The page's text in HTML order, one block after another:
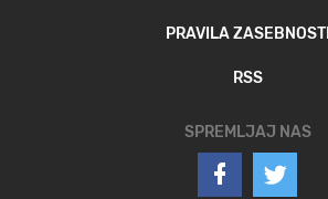
PRAVILA ZASEBNOSTI
RSS
SPREMLJAJ NAS